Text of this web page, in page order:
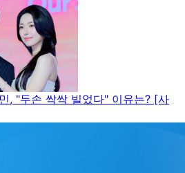
, "두손 싹싹 빌었다" 이유는? [사